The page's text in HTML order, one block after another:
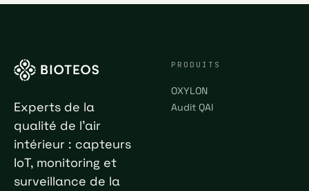
Experts de la
qualité de l'air
intérieur : capteurs
IoT, monitoring et
surveillance de la
PRODUITS
OXYLON
Audit QAI